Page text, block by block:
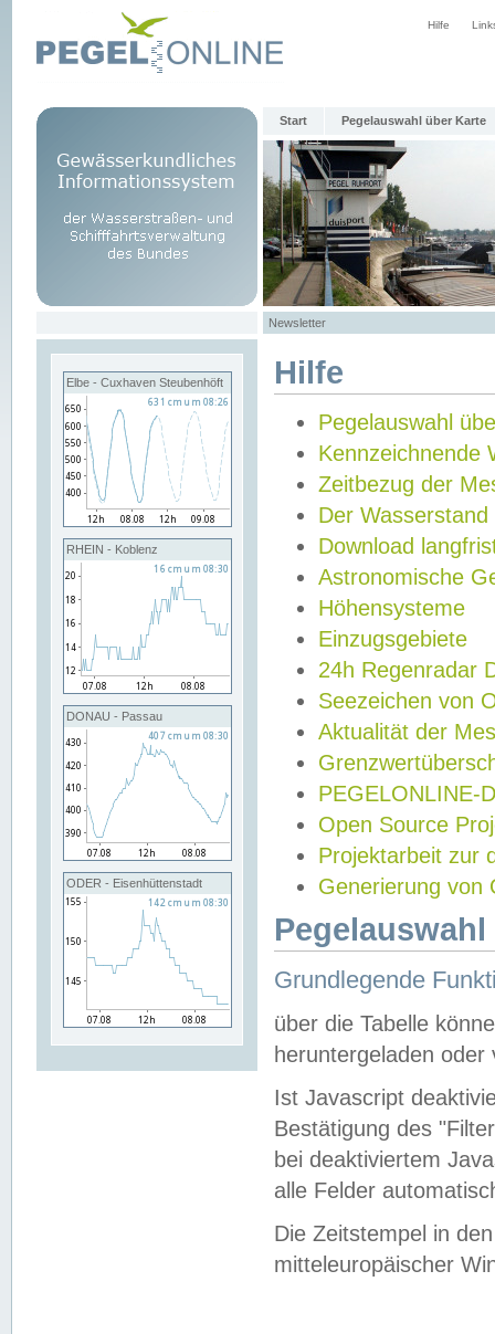
Hilfe
Start Pegelauswahl über Karte
Newsletter
Elbe - Cuxhaven Steubenhöft
RHEIN - Koblenz
DONAU - Passau
ODER - Eisenhüttenstadt
Hilfe
Pegelauswahl
Kennzeichnende
Zeitbezug der
Der Wasserstand
Download
Astronomische
Höhensysteme
Einzugsgebiete
24h Regenradar
Seezeichen von
Aktualität der
PEGELONLINE-
Open Source
Projektarbeit zur
Generierung von
Grundlegende
über die Tabelle
heruntergeladen oder
Ist Javascript
Bestätigung des
bei deaktiviertem
alle Felder
Die Zeitstempel in
mitteleuropäischer